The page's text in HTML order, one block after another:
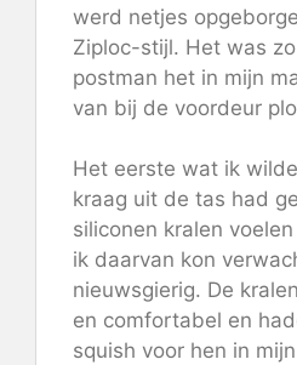
werd netjes
Ziploc-stijl. Het was
postman het in mijn
van bij de voordeur
Het eerste wat ik
kraag uit de tas had
siliconen kralen
ik daarvan kon
nieuwsgierig. De
en comfortabel en
squish voor hen in